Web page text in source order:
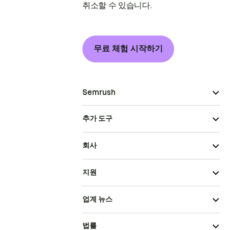
취소할 수 있습니다.
무료 체험 시작하기
Semrush
추가 도구
회사
지원
업계 뉴스
법률